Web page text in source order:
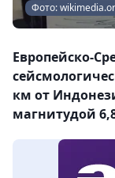
Фото:
Европейско-
км от
магнитудой